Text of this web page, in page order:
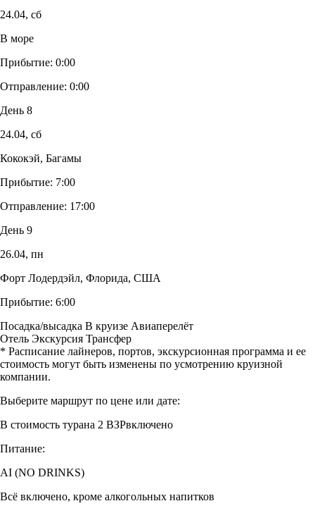
24.04, сб
В море
Прибытие: 0:00
Отправление: 0:00
День 8
24.04, сб
Кококэй, Багамы
Прибытие: 7:00
Отправление: 17:00
День 9
26.04, пн
Форт Лодердэйл, Флорида, США
Прибытие: 6:00
Посадка/высадка В круизе Авиаперелёт
Отель Экскурсия Трансфер
* Расписание лайнеров, портов, экскурсионная программа и ее
стоимость могут быть изменены по усмотрению круизной
компании.
Выберите маршрут по цене или дате:
В стоимость турана 2 ВЗРвключено
Питание:
AI (NO DRINKS)
Всё включено, кроме алкогольных напитков